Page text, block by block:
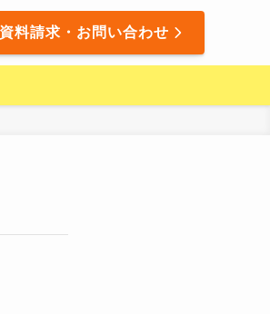
資料請求・お問い合わせ